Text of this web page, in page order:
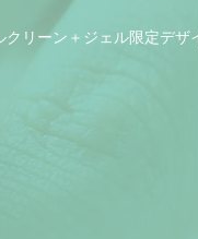
リーン＋ジェル限定デザ